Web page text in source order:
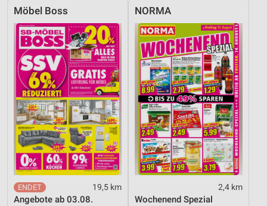
Möbel Boss
19,5 km
Angebote ab 03.08.
NORMA
2,4 km
Wochenend Spezial